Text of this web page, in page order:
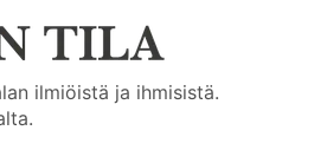
ilmiöistä ja ihmisistä.